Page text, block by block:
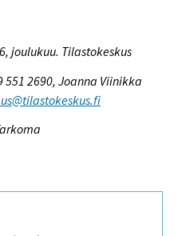
joulukuu. Tilastokeskus
2690, Joanna Viinikka